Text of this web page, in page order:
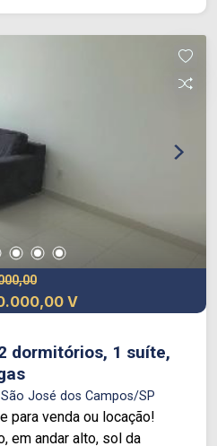
sistema de
da pia e no
que você tenha
relaxar e se divertir no
V
dormitórios, 1 suíte,
José dos Campos/SP
para venda ou locação!
andar alto, sol da